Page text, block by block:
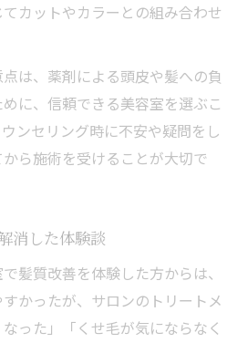
カットやカラーとの組み合わせ
は、薬剤による頭皮や髪への負
に、信頼できる美容室を選ぶこ
ンセリング時に不安や疑問をし
ら施術を受けることが大切で
消した体験談
髪質改善を体験した方からは、
すかったが、サロンのトリートメ
った」「くせ毛が気にならなく